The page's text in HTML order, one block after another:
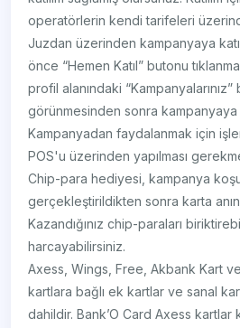
operatörlerin kendi tarifeleri
Juzdan üzerinden kampanyaya
önce “Hemen Katıl” butonu
profil alanındaki “Kampanyalarınız”
görünmesinden sonra kampanyaya
Kampanyadan faydalanmak için
POS'u üzerinden yapılması
Chip-para hediyesi, kampanya
gerçekleştirildikten sonra karta
Kazandığınız chip-paraları
harcayabilirsiniz.
Axess, Wings, Free, Akbank Kart
kartlara bağlı ek kartlar ve sanal
dahildir. Bank’O Card Axess kartlar